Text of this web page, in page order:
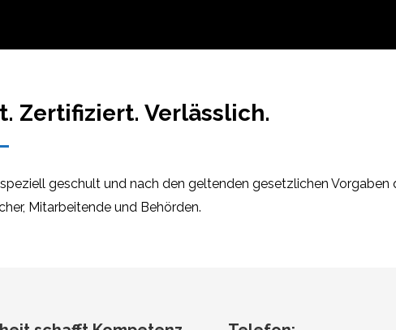
Zertifiziert. Verlässlich.
geschult und nach den geltenden gesetzlichen
Mitarbeitende und Behörden.